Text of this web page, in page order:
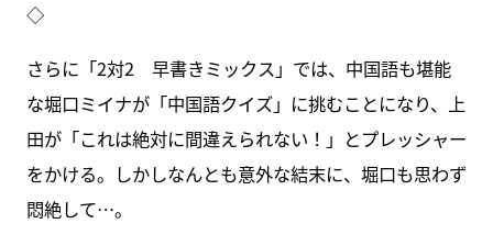
◇
さらに「2対2 早書きミックス」では、中国語も堪能
な堀口ミイナが「中国語クイズ」に挑むことになり、上
田が「これは絶対に間違えられない！」とプレッシャー
をかける。しかしなんとも意外な結末に、堀口も思わず
悶絶して…。